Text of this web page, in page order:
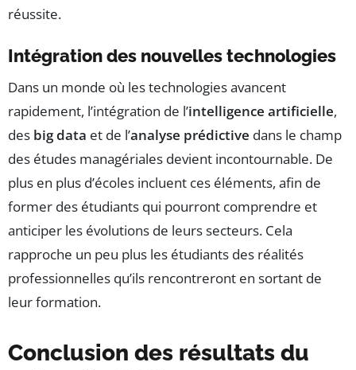
réussite.
Intégration des nouvelles technologies
Dans un monde où les technologies avancent
rapidement, l’intégration de l’intelligence artificielle,
des big data et de l’analyse prédictive dans le champ
des études managériales devient incontournable. De
plus en plus d’écoles incluent ces éléments, afin de
former des étudiants qui pourront comprendre et
anticiper les évolutions de leurs secteurs. Cela
rapproche un peu plus les étudiants des réalités
professionnelles qu’ils rencontreront en sortant de
leur formation.
Conclusion des résultats du